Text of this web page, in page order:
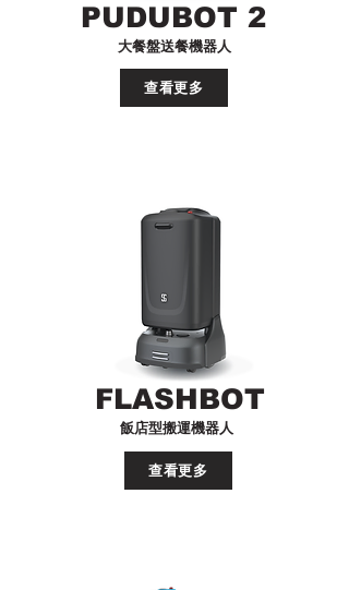
PUDUBOT 2
大餐盤送餐機器人
查看更多
FLASHBOT
飯店型搬運機器人
查看更多